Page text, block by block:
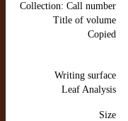
Collection: Call number
Title of volume
Copied
Writing surface
Leaf Analysis
Size